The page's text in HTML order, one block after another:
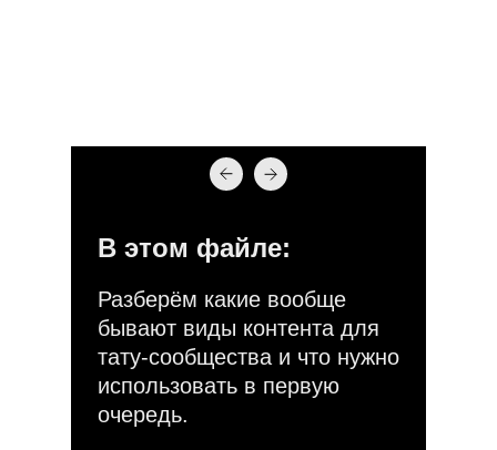
В этом файле:
Разберём какие вообще
бывают виды контента для
тату-сообщества и что нужно
использовать в первую
очередь.